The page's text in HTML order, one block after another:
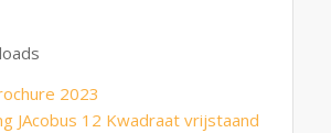
2023
JAcobus 12 Kwadraat vrijstaand